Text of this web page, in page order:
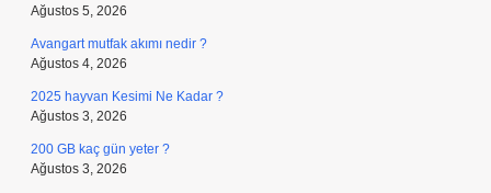
Ağustos 5, 2026
Avangart mutfak akımı nedir ?
Ağustos 4, 2026
2025 hayvan Kesimi Ne Kadar ?
Ağustos 3, 2026
200 GB kaç gün yeter ?
Ağustos 3, 2026